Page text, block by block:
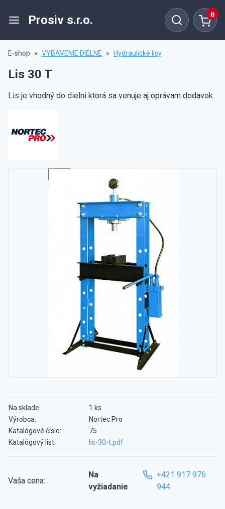
Prosiv s.r.o. 0
E-shop » VYBAVENIE DIELNE » Hydraulické lisy
Lis 30 T
Lis je vhodný do dielni ktorá sa venuje aj oprávam dodavok
Na sklade:
1 ks
Výrobca:
Nortec Pro
Katalógové číslo:
75
Katalógový list:
lis-30-t.pdf
Vaša cena:
Na
vyžiadanie
+421 917 976
944